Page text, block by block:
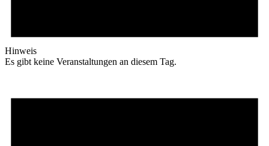
Hinweis
Es gibt keine Veranstaltungen an diesem Tag.